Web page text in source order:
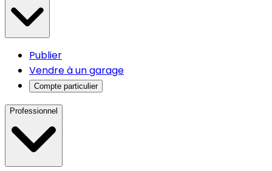
Publier
Vendre à un garage
Compte particulier
Professionnel